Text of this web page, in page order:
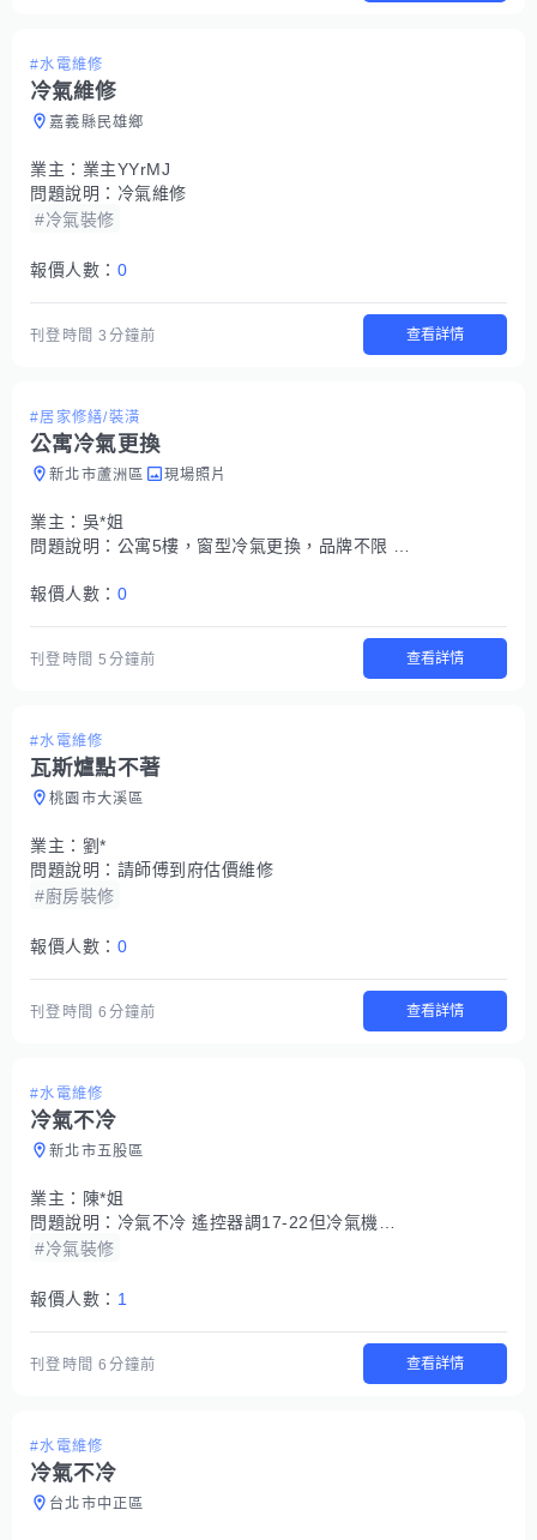
#水電維修
冷氣維修
嘉義縣民雄鄉
業主： 業主YYrMJ
問題說明： 冷氣維修
#冷氣裝修
報價人數： 0
刊登時間3分鐘前 查看詳情
#居家修繕/裝潢
公寓冷氣更換
新北市蘆洲區 現場照片
業主： 吳*姐
問題說明： 公寓5樓，窗型冷氣更換，品牌不限 目前冷氣尺寸：高33，長52 內框尺寸：高40，長60 出風口要在左邊 房間坪數約3坪 小台窗型冷氣就可以
報價人數： 0
刊登時間5分鐘前 查看詳情
#水電維修
瓦斯爐點不著
桃園市大溪區
業主： 劉*
問題說明： 請師傅到府估價維修
#廚房裝修
報價人數： 0
刊登時間6分鐘前 查看詳情
#水電維修
冷氣不冷
新北市五股區
業主： 陳*姐
問題說明： 冷氣不冷 遙控器調17-22但冷氣機上只能到25-27！ 可能是太常開所導致的
#冷氣裝修
報價人數： 1
刊登時間6分鐘前 查看詳情
#水電維修
冷氣不冷
台北市中正區